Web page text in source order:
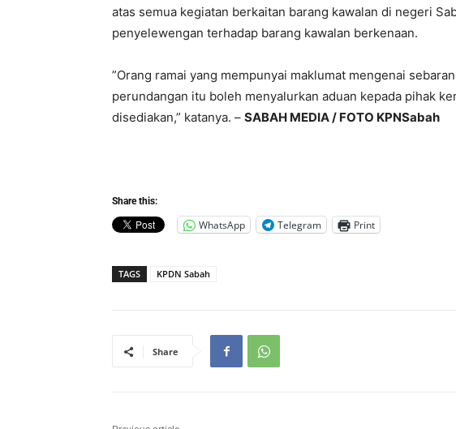
atas semua kegiatan berkaitan barang kawalan di negeri
penyelewengan terhadap barang kawalan berkenaan.
”Orang ramai yang mempunyai maklumat mengenai
perundangan itu boleh menyalurkan aduan kepada pihak
disediakan,” katanya. – SABAH MEDIA / FOTO KPNSabah
Share this:
WhatsApp Telegram Print
TAGS KPDN Sabah
Share